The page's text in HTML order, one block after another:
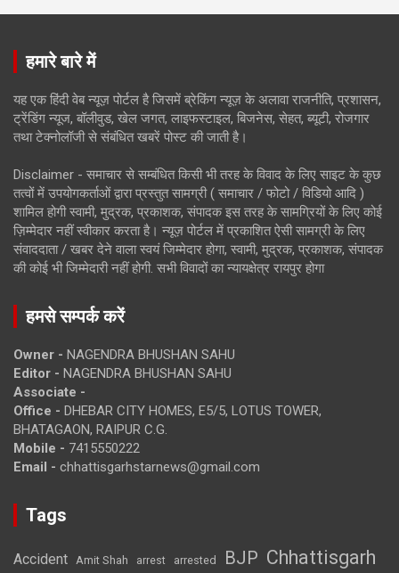
हमारे बारे में
यह एक हिंदी वेब न्यूज़ पोर्टल है जिसमें ब्रेकिंग न्यूज़ के अलावा राजनीति, प्रशासन,
ट्रेंडिंग न्यूज, बॉलीवुड, खेल जगत, लाइफस्टाइल, बिजनेस, सेहत, ब्यूटी, रोजगार
तथा टेक्नोलॉजी से संबंधित खबरें पोस्ट की जाती है।
Disclaimer - समाचार से सम्बंधित किसी भी तरह के विवाद के लिए साइट के कुछ
तत्वों में उपयोगकर्ताओं द्वारा प्रस्तुत सामग्री ( समाचार / फोटो / विडियो आदि )
शामिल होगी स्वामी, मुद्रक, प्रकाशक, संपादक इस तरह के सामग्रियों के लिए कोई
ज़िम्मेदार नहीं स्वीकार करता है। न्यूज़ पोर्टल में प्रकाशित ऐसी सामग्री के लिए
संवाददाता / खबर देने वाला स्वयं जिम्मेदार होगा, स्वामी, मुद्रक, प्रकाशक, संपादक
की कोई भी जिम्मेदारी नहीं होगी. सभी विवादों का न्यायक्षेत्र रायपुर होगा
हमसे सम्पर्क करें
Owner - NAGENDRA BHUSHAN SAHU
Editor - NAGENDRA BHUSHAN SAHU
Associate -
Office - DHEBAR CITY HOMES, E5/5, LOTUS TOWER,
BHATAGAON, RAIPUR C.G.
Mobile - 7415550222
Email - chhattisgarhstarnews@gmail.com
Tags
Accident Amit Shah arrest arrested BJP Chhattisgarh